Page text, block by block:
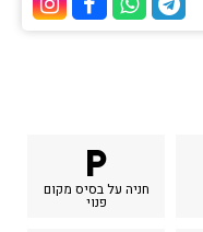
ערוץ ערוץ
ערוץ הוואטסאפ של
ערוץ הטלגרם של הוטלס
local_parking
חניה על בסיס מקום
פנוי